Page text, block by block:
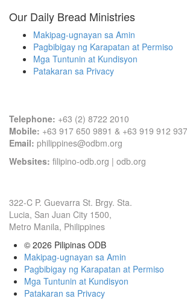
Our Daily Bread Ministries
Makipag-ugnayan sa Amin
Pagbibigay ng Karapatan at Permiso
Mga Tuntunin at Kundisyon
Patakaran sa Privacy
Telephone: +63 (2) 8722 2010
Mobile: +63 917 650 9891 & +63 919 912
Email: philippines@odbm.org
Websites: filipino-odb.org | odb.org
322-C P. Guevarra St. Brgy. Sta.
Lucia, San Juan City 1500,
Metro Manila, Philippines
© 2026 Pilipinas ODB
Makipag-ugnayan sa Amin
Pagbibigay ng Karapatan at Permiso
Mga Tuntunin at Kundisyon
Patakaran sa Privacy